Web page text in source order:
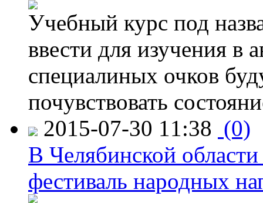
Учебный курс под
ввести для изучения
специалиных очков
почувствовать
2015-07-30 11:38 (0)
В Челябинской
фестиваль народных